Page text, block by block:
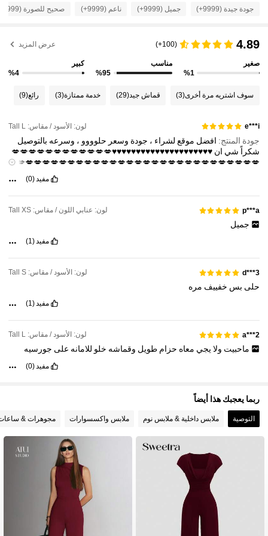
4.90 1M متابعون
4.90 1M متابعون
جودة جيدة (9999+) جميل (9999+) ناعم (9999+) صحيح للصورة (9999+)
4.89
(100+) عرض المزيد
صغير
%1
مناسب
%95
كبير
%4
سوف اشتريه مرة أخرى(3) قماش جيد(29) خدمة ممتازة(3) رائع(9)
e***i لون: الأسود / مقاس: Tall L
جودة المنتج: افضل موقع لشراء ، جودة وسعر حلوووو ، وسرعه بالتوصيل
شكراً شي ان♥️♥️♥️♥️♥️♥️♥️♥️♥️♥️♥️♥️♥️♥️♥️♥️♥️♥️♥️♥️♥️💋💋💋💋💋💋💋💋💋💋💋💋
💋💋💋💋💋💋💋💋💋💋💋💋💋💋💋💋💋💋💋💋💋💋💋💋💋💋💋💋💋
مفيد(0)
p***a لون: عنابي اللون / مقاس: Tall XS
جميل
مفيد(1)
d***3 لون: الأسود / مقاس: Tall S
حلى بس خفييف مره
مفيد(1)
a***2 لون: الأسود / مقاس: Tall L
ماحبيت ولا يجي معاه حزام طويل وقماشه خلو للامانه على جورسيه
مفيد (0)
ربما يعجبك هذا أيضاً
التوصية ملابس داخلية & ملابس نوم ملابس واكسسوارات مجوهرات &